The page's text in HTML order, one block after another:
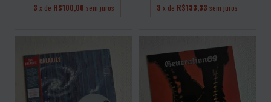
3 x de R$100,00 sem juros 3 x de R$133,33 sem juros